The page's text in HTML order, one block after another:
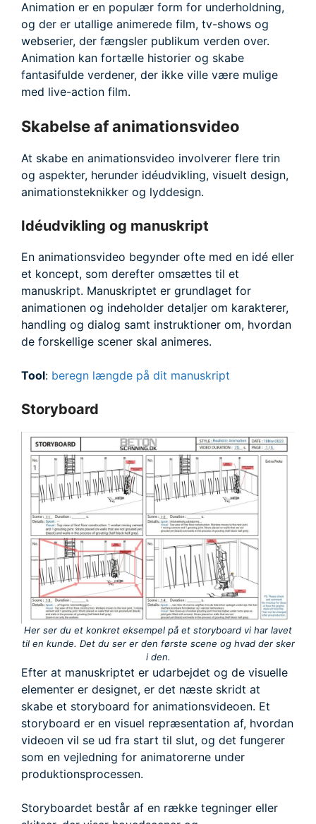
Animation er en populær form for underholdning,
og der er utallige animerede film, tv-shows og
webserier, der fængsler publikum verden over.
Animation kan fortælle historier og skabe
fantasifulde verdener, der ikke ville være mulige
med live-action film.
Skabelse af animationsvideo
At skabe en animationsvideo involverer flere trin
og aspekter, herunder idéudvikling, visuelt design,
animationsteknikker og lyddesign.
Idéudvikling og manuskript
En animationsvideo begynder ofte med en idé eller
et koncept, som derefter omsættes til et
manuskript. Manuskriptet er grundlaget for
animationen og indeholder detaljer om karakterer,
handling og dialog samt instruktioner om, hvordan
de forskellige scener skal animeres.
Tool: beregn længde på dit manuskript
Storyboard
Her ser du et konkret eksempel på et storyboard vi har lavet
til en kunde. Det du ser er den første scene og hvad der sker
i den.
Efter at manuskriptet er udarbejdet og de visuelle
elementer er designet, er det næste skridt at
skabe et storyboard for animationsvideoen. Et
storyboard er en visuel repræsentation af, hvordan
videoen vil se ud fra start til slut, og det fungerer
som en vejledning for animatorerne under
produktionsprocessen.
Storyboardet består af en række tegninger eller